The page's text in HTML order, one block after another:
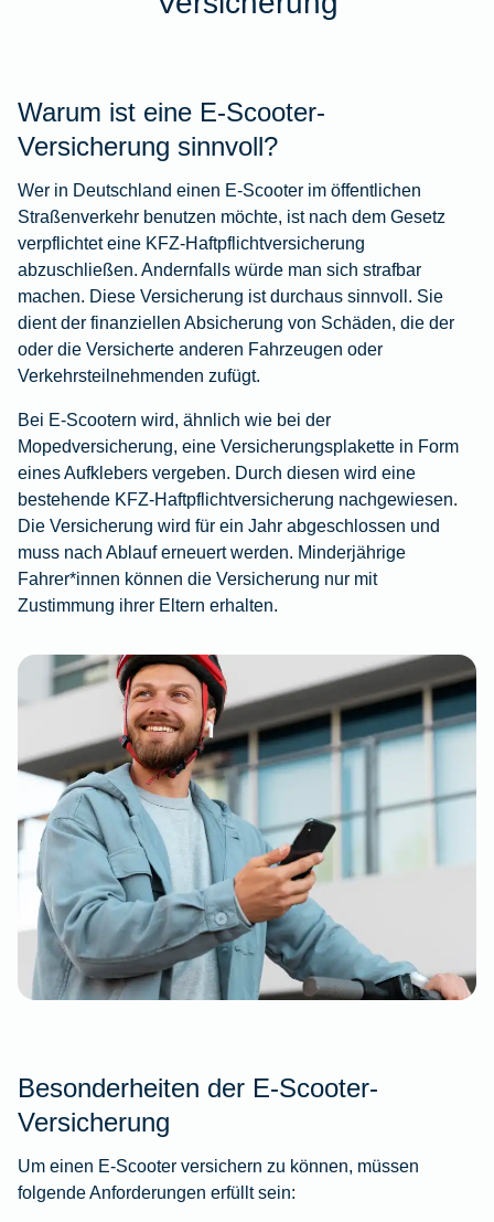
Warum ist eine E-Scooter-
Versicherung sinnvoll?
Wer in Deutschland einen E-Scooter im öffentlichen
Straßenverkehr benutzen möchte, ist nach dem Gesetz
verpflichtet eine KFZ-Haftpflichtversicherung
abzuschließen. Andernfalls würde man sich strafbar
machen. Diese Versicherung ist durchaus sinnvoll. Sie
dient der finanziellen Absicherung von Schäden, die der
oder die Versicherte anderen Fahrzeugen oder
Verkehrsteilnehmenden zufügt.
Bei E-Scootern wird, ähnlich wie bei der
Mopedversicherung, eine Versicherungsplakette in Form
eines Aufklebers vergeben. Durch diesen wird eine
bestehende KFZ-Haftpflichtversicherung nachgewiesen.
Die Versicherung wird für ein Jahr abgeschlossen und
muss nach Ablauf erneuert werden. Minderjährige
Fahrer*innen können die Versicherung nur mit
Zustimmung ihrer Eltern erhalten.
Besonderheiten der E-Scooter-
Versicherung
Um einen E-Scooter versichern zu können, müssen
folgende Anforderungen erfüllt sein: